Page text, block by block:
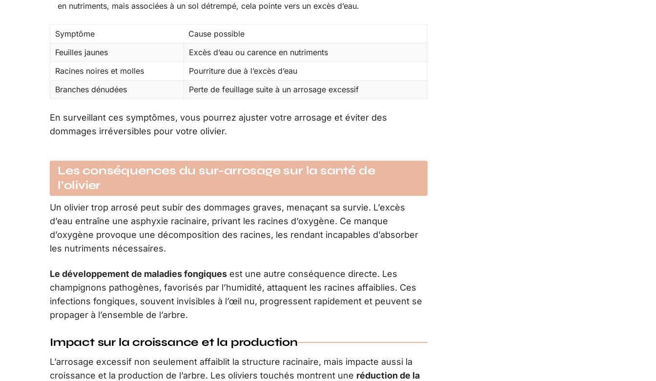
en nutriments, mais associées à un sol détrempé, cela pointe vers un excès d’eau.
Symptôme
Cause possible
Feuilles jaunes
Excès d’eau ou carence en nutriments
Racines noires et molles
Pourriture due à l’excès d’eau
Branches dénudées
Perte de feuillage suite à un arrosage excessif
En surveillant ces symptômes, vous pourrez ajuster votre arrosage et éviter des
dommages irréversibles pour votre olivier.
Les conséquences du sur-arrosage sur la santé de
l’olivier
Un olivier trop arrosé peut subir des dommages graves, menaçant sa survie. L’excès
d’eau entraîne une asphyxie racinaire, privant les racines d’oxygène. Ce manque
d’oxygène provoque une décomposition des racines, les rendant incapables d’absorber
les nutriments nécessaires.
Le développement de maladies fongiques est une autre conséquence directe. Les
champignons pathogènes, favorisés par l’humidité, attaquent les racines affaiblies. Ces
infections fongiques, souvent invisibles à l’œil nu, progressent rapidement et peuvent se
propager à l’ensemble de l’arbre.
Impact sur la croissance et la production
L’arrosage excessif non seulement affaiblit la structure racinaire, mais impacte aussi la
croissance et la production de l’arbre. Les oliviers touchés montrent une réduction de la